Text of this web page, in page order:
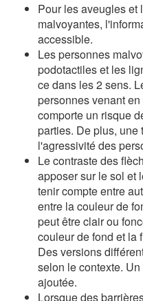
Pour les aveugles et
malvoyantes,
accessible.
Les personnes
podotactiles et les
ce dans les 2 sens.
personnes venant
comporte un risque
parties. De plus,
l'agressivité des
Le contraste des
apposer sur le sol et
tenir compte entre
entre la couleur de
peut être clair ou
couleur de fond et la
Des versions
selon le contexte.
ajoutée.
Lorsque des